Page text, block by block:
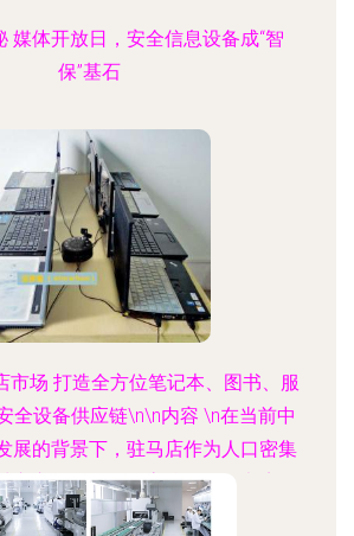
媒体开放日，安全信息设备成“智
保”基石
市场 打造全方位笔记本、图书、服
全设备供应链\n\n内容 \n在当前中
展的背景下，驻马店作为人口密集
市之一，政企、高校、连锁书店及
店的信息化与实体资产管理防护备